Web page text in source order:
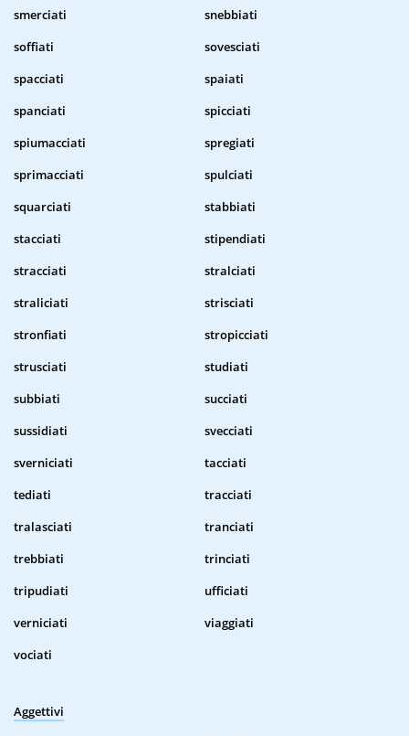
smerciati
snebbiati
soffiati
sovesciati
spacciati
spaiati
spanciati
spicciati
spiumacciati
spregiati
sprimacciati
spulciati
squarciati
stabbiati
stacciati
stipendiati
stracciati
stralciati
straliciati
strisciati
stronfiati
stropicciati
strusciati
studiati
subbiati
succiati
sussidiati
svecciati
sverniciati
tacciati
tediati
tracciati
tralasciati
tranciati
trebbiati
trinciati
tripudiati
ufficiati
verniciati
viaggiati
vociati
Aggettivi